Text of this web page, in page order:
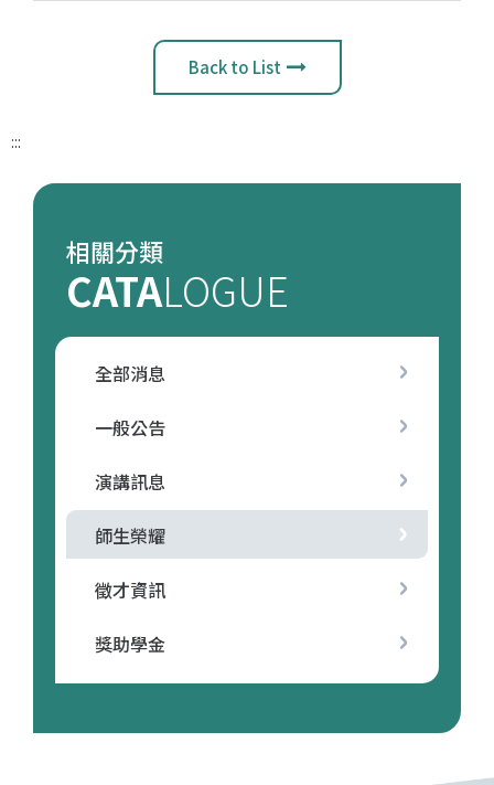
Back to List
:::
相關分類
CATALOGUE
全部消息
一般公告
演講訊息
師生榮耀
徵才資訊
獎助學金